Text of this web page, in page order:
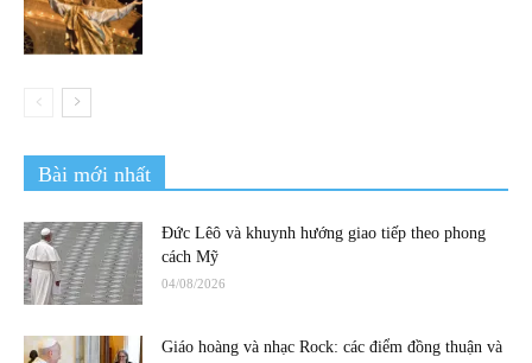
Bài mới nhất
Đức Lêô và khuynh hướng giao tiếp theo phong
cách Mỹ
04/08/2026
Giáo hoàng và nhạc Rock: các điểm đồng thuận và